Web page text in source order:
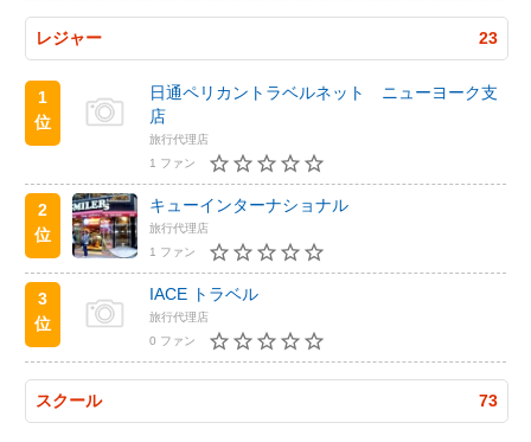
レジャー 23
1
位
日通ペリカントラベルネット ニューヨーク支
店
旅行代理店
1 ファン
2
位
キューインターナショナル
旅行代理店
1 ファン
3
位
IACE トラベル
旅行代理店
0 ファン
スクール 73